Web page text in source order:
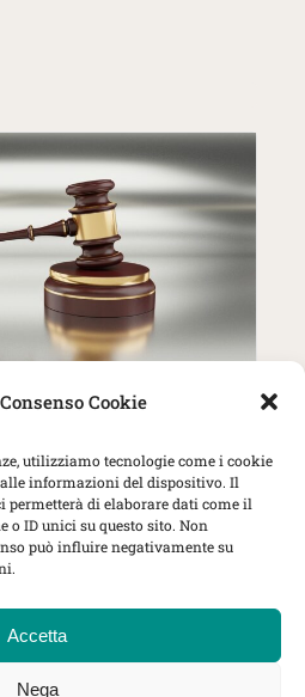
Cookie
utilizziamo tecnologie come i cookie
informazioni del dispositivo. Il
permetterà di elaborare dati come il
ID unici su questo sito. Non
può influire negativamente su
Accetta
Nega
incontra The
e nuove
professionali
Kramer, Via